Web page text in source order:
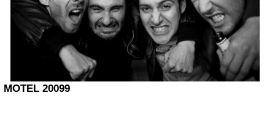
MOTEL 20099